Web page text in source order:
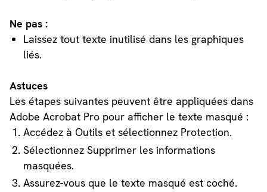
Ne pas :
Laissez tout texte inutilisé dans les graphiques
liés.
Astuces
Les étapes suivantes peuvent être appliquées dans
Adobe Acrobat Pro pour afficher le texte masqué :
Accédez à Outils et sélectionnez Protection.
Sélectionnez Supprimer les informations
masquées.
Assurez-vous que le texte masqué est coché.